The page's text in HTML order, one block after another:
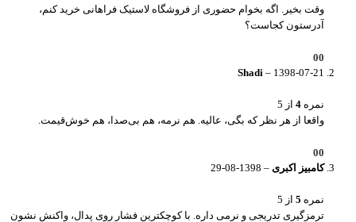
وقت بخیر. اگه بخوام حضوری از فروشگاه لاستیک فراهانی خرید کنم،
آدرستون کجاست؟
0
0
Shadi – 1398-07-21
نمره 4 از 5
واقعا از هر نظر که بگی، عالیه. هم نرمه، هم بی‌صدا، هم خوش‌قیمت.
0
0
کامبیز اکبری –
1398-08-29
نمره 5 از 5
ترمزگیری تدریجی و نرمی داره. با کوچکترین فشار روی پدال، واکنش نشون